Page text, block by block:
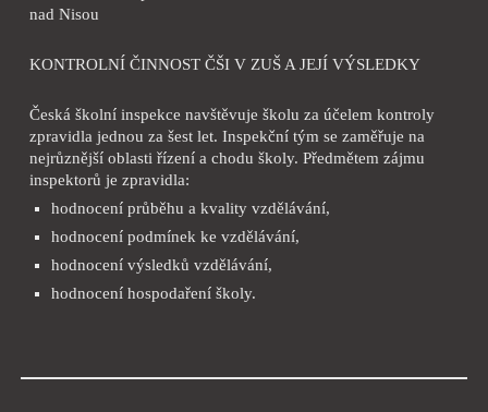
nad Nisou
KONTROLNÍ ČINNOST ČŠI V ZUŠ A JEJÍ VÝSLEDKY
Česká školní inspekce navštěvuje školu za účelem kontroly
zpravidla jednou za šest let. Inspekční tým se zaměřuje na
nejrůznější oblasti řízení a chodu školy. Předmětem zájmu
inspektorů je zpravidla:
hodnocení průběhu a kvality vzdělávání,
hodnocení podmínek ke vzdělávání,
hodnocení výsledků vzdělávání,
hodnocení hospodaření školy.